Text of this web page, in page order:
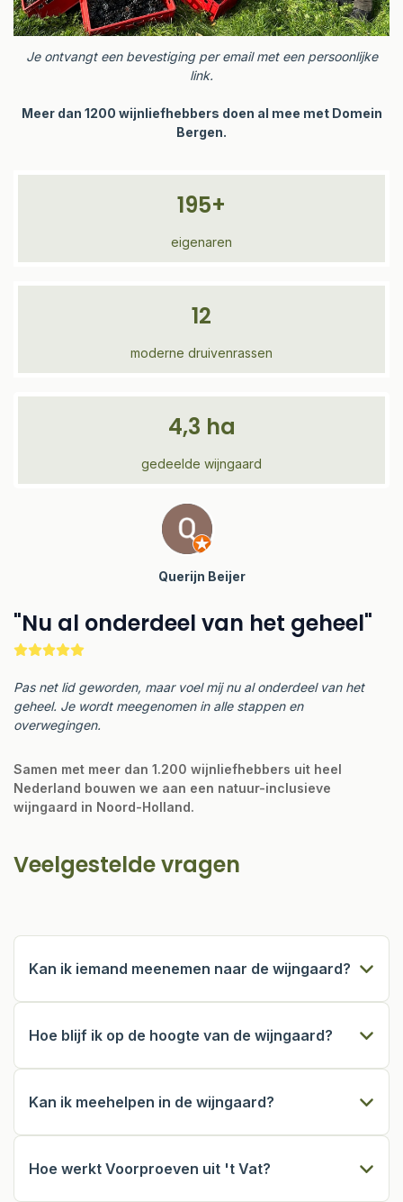
Je ontvangt een bevestiging per email met een persoonlijke
link.
Meer dan 1200 wijnliefhebbers doen al mee met Domein
Bergen.
195+
eigenaren
12
moderne druivenrassen
4,3 ha
gedeelde wijngaard
Querijn Beijer
"Nu al onderdeel van het geheel"
Pas net lid geworden, maar voel mij nu al onderdeel van het
geheel. Je wordt meegenomen in alle stappen en
overwegingen.
Samen met meer dan 1.200 wijnliefhebbers uit heel
Nederland bouwen we aan een natuur-inclusieve
wijngaard in Noord-Holland.
Veelgestelde vragen
Kan ik iemand meenemen naar de wijngaard?
Ja, als lid heb je onbeperkt vrije toegang tot de
wijngaard. Neem gerust vrienden, familie of
kinderen mee. De wijngaard ligt tussen Alkmaar,
Egmond en Bergen aan Zee.
Hoe blijf ik op de hoogte van de wijngaard?
Via de Leden.App ontvang je wekelijkse updates
over het werk in de wijngaard, uitnodigingen voor
evenementen en meewerkdagen. Je volgt het hele
seizoen mee, van snoei tot oogst.
Kan ik meehelpen in de wijngaard?
Zeker. Het hele jaar door zijn er meewerkdagen:
wintersnoei, aanplanten, zomersnoei en de oogst.
Je bent altijd welkom, maar niets is verplicht.
Hoe werkt Voorproeven uit 't Vat?